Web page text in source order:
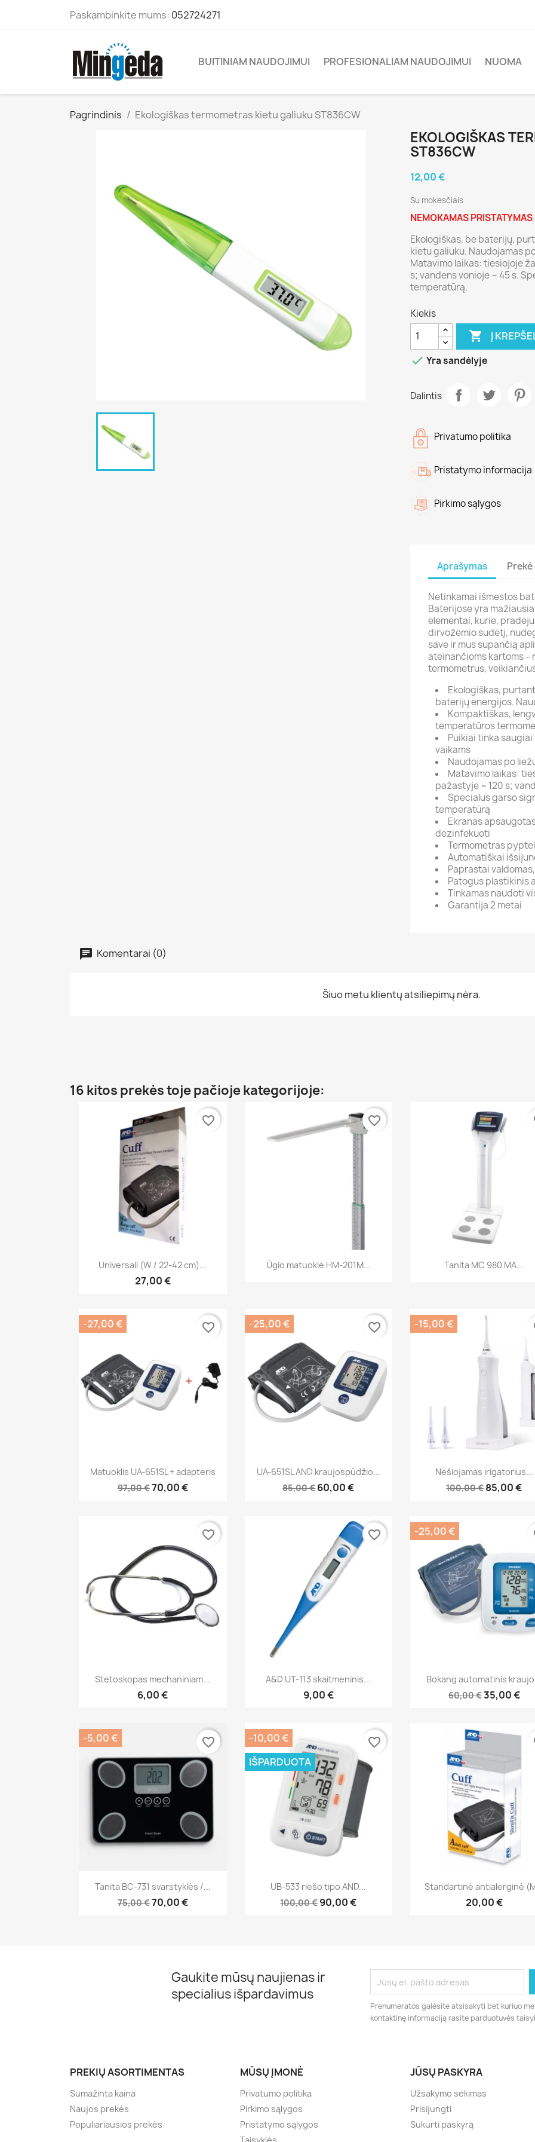
Paskambinkite mums: 052724271
BUITINIAM NAUDOJIMUI PROFESIONALIAM NAUDOJIMUI NUOMA
Pagrindinis Ekologiškas termometras kietu galiuku ST836CW
EKOLOGIŠKAS
ST836CW
12,00 €
Su mokesčiais
NEMOKAMAS
Ekologiškas, be baterijų,
kietu galiuku. Naudojamas
Matavimo laikas: tiesiojoje
s; vandens vonioje ~ 45 s.
temperatūrą.
Kiekis
 Į
 Yra sandėlyje
Dalintis
Privatumo politika
Pristatymo informacija
Pirkimo sąlygos
Aprašymas
Netinkamai išmestos
Baterijose yra
elementai, kurie,
dirvožemio sudėtį,
save ir mus supančią
ateinančioms kartoms –
termometrus,
Ekologiškas,
baterijų energijos.
Kompaktiškas,
temperatūros
Puikiai tinka
vaikams
Naudojamas po
Matavimo laikas:
pažastyje ~ 120 s;
Specialus garso
temperatūrą
Ekranas
dezinfekuoti
Termometras
Automatiškai
Paprastai
Patogus plastikinis
Tinkamas naudoti
Garantija 2 metai
Komentarai (0)
Šiuo metu klientų atsiliepimų nėra.
16 kitos prekės toje pačioje kategorijoje:
Greita peržiūra
Universali (W / 22-42 cm)...
27,00 €
favorite_border
Greita peržiūra
Ūgio matuoklė HM-201M...
favorite_border
Greita peržiūra
Tanita MC 980 MA...
Greita peržiūra
Matuoklis UA-651SL + adapteris
97,00 €70,00 €
-27,00 € favorite_border
Greita peržiūra
UA-651SL AND kraujospūdžio...
85,00 €60,00 €
-25,00 € favorite_border
Greita peržiūra
Nešiojamas irigatorius...
100,00 €85,00 €
-15,00 €
Greita peržiūra
Stetoskopas mechaniniam...
6,00 €
favorite_border
Greita peržiūra
A&D UT-113 skaitmeninis...
9,00 €
favorite_border
Greita peržiūra
Bokang automatinis
60,00 €35,00 €
-25,00 €
Greita peržiūra
Tanita BC-731 svarstyklės /...
75,00 €70,00 €
-5,00 € favorite_border
Greita peržiūra
UB-533 riešo tipo AND...
100,00 €90,00 €
-10,00 €
IŠPARDUOTA
favorite_border
Greita peržiūra
Standartinė antialerginė
20,00 €
Gaukite mūsų naujienas ir
specialius išpardavimus
Prenumeratos galėsite atsisakyti bet kuriuo
kontaktinę informaciją rasite parduotuvės
PREKIŲ ASORTIMENTAS
Sumažinta kaina
Naujos prekės
Populiariausios prekės
MŪSŲ ĮMONĖ
Privatumo politika
Pirkimo sąlygos
Pristatymo sąlygos
JŪSŲ PASKYRA
Užsakymo sekimas
Prisijungti
Sukurti paskyrą